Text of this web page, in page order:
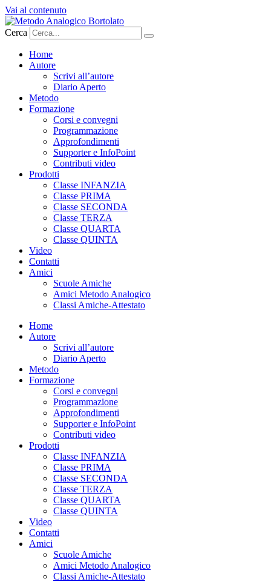
Vai al contenuto
Cerca
Home
Autore
Scrivi all’autore
Diario Aperto
Metodo
Formazione
Corsi e convegni
Programmazione
Approfondimenti
Supporter e InfoPoint
Contributi video
Prodotti
Classe INFANZIA
Classe PRIMA
Classe SECONDA
Classe TERZA
Classe QUARTA
Classe QUINTA
Video
Contatti
Amici
Scuole Amiche
Amici Metodo Analogico
Classi Amiche-Attestato
Home
Autore
Scrivi all’autore
Diario Aperto
Metodo
Formazione
Corsi e convegni
Programmazione
Approfondimenti
Supporter e InfoPoint
Contributi video
Prodotti
Classe INFANZIA
Classe PRIMA
Classe SECONDA
Classe TERZA
Classe QUARTA
Classe QUINTA
Video
Contatti
Amici
Scuole Amiche
Amici Metodo Analogico
Classi Amiche-Attestato